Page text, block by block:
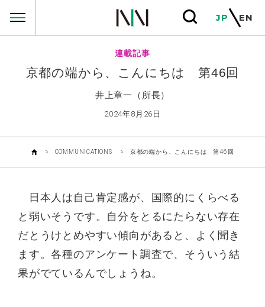
JP EN
COMMUNICATIONS
連載記事
京都の端から、こんにちは 第46回
井上章一（所長）
2024年8月26日
COMMUNICATIONS 京都の端から、こんにちは 第46回
日本人は自己肯定感が、国際的にくらべる
と弱いそうです。自分をとるにたらない存在
だとうけとめやすい傾向があると、よく聞き
ます。各種のアンケート調査で、そういう結
果がでているんでしょうね。